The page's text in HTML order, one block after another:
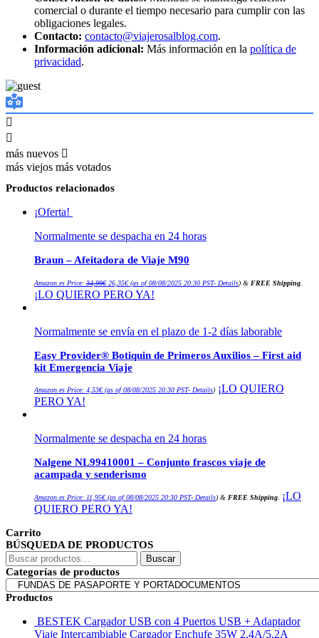
comercial o durante el tiempo necesario para cumplir con las
obligaciones legales.
Contacto: contacto@viajerosalblog.com.
Información adicional: Más información en la política de
privacidad.
más nuevos
más viejos más votados
Productos relacionados
¡Oferta!
Normalmente se despacha en 24 horas
Braun – Afeitadora de Viaje M90
Amazon.es Price: 34,99€precio
original
era:
26,35€precio
actual
es:
(as of 08/08/2025 20:30 PST- Details) & FREE Shipping
¡LO QUIERO PERO YA!
Normalmente se envía en el plazo de 1-2 días laborable
Easy Provider® Botiquin de Primeros Auxilios – First aid
kit Emergencia Viaje
Amazon.es Price: 4,53€(as of 08/08/2025 20:30 PST- Details) ¡LO QUIERO
PERO YA!
Normalmente se despacha en 24 horas
Nalgene NL99410001 – Conjunto frascos viaje de
acampada y senderismo
Amazon.es Price: 11,95€(as of 08/08/2025 20:30 PST- Details) & FREE Shipping
¡LO
QUIERO PERO YA!
Carrito
BÚSQUEDA DE PRODUCTOS
Buscar
por:
Buscar
Categorías de productos
Productos
BESTEK Cargador USB con 4 Puertos USB + Adaptador
Viaje Intercambiable Cargador Enchufe 35W 2,4A/5,2A